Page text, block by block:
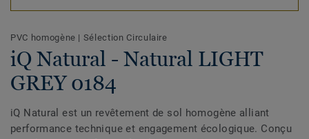
PVC homogène | Sélection Circulaire
iQ Natural - Natural LIGHT
GREY 0184
iQ Natural est un revêtement de sol homogène alliant
performance technique et engagement écologique. Conçu